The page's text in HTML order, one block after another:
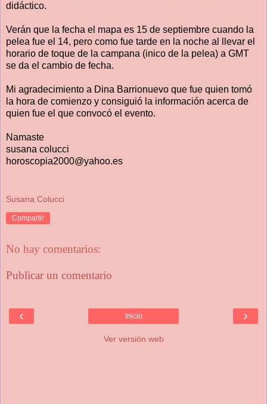
didáctico.
Verán que la fecha el mapa es 15 de septiembre cuando la
pelea fue el 14, pero como fue tarde en la noche al llevar el
horario de toque de la campana (inico de la pelea) a GMT
se da el cambio de fecha.
Mi agradecimiento a Dina Barrionuevo que fue quien tomó
la hora de comienzo y consiguió la información acerca de
quien fue el que convocó el evento.
Namaste
susana colucci
horoscopia2000@yahoo.es
Susana Colucci
Compartir
No hay comentarios:
Publicar un comentario
‹ ›
Inicio
Ver versión web